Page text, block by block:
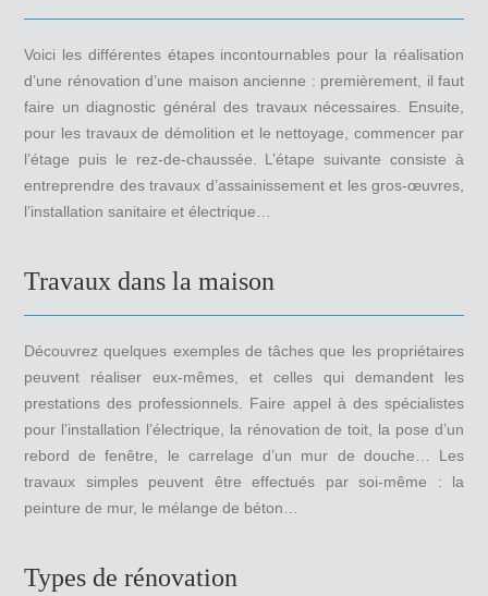
Voici les différentes étapes incontournables pour la réalisation
d’une rénovation d’une maison ancienne : premièrement, il faut
faire un diagnostic général des travaux nécessaires. Ensuite,
pour les travaux de démolition et le nettoyage, commencer par
l’étage puis le rez-de-chaussée. L’étape suivante consiste à
entreprendre des travaux d’assainissement et les gros-œuvres,
l’installation sanitaire et électrique…
Travaux dans la maison
Découvrez quelques exemples de tâches que les propriétaires
peuvent réaliser eux-mêmes, et celles qui demandent les
prestations des professionnels. Faire appel à des spécialistes
pour l’installation l’électrique, la rénovation de toit, la pose d’un
rebord de fenêtre, le carrelage d’un mur de douche… Les
travaux simples peuvent être effectués par soi-même : la
peinture de mur, le mélange de béton…
Types de rénovation